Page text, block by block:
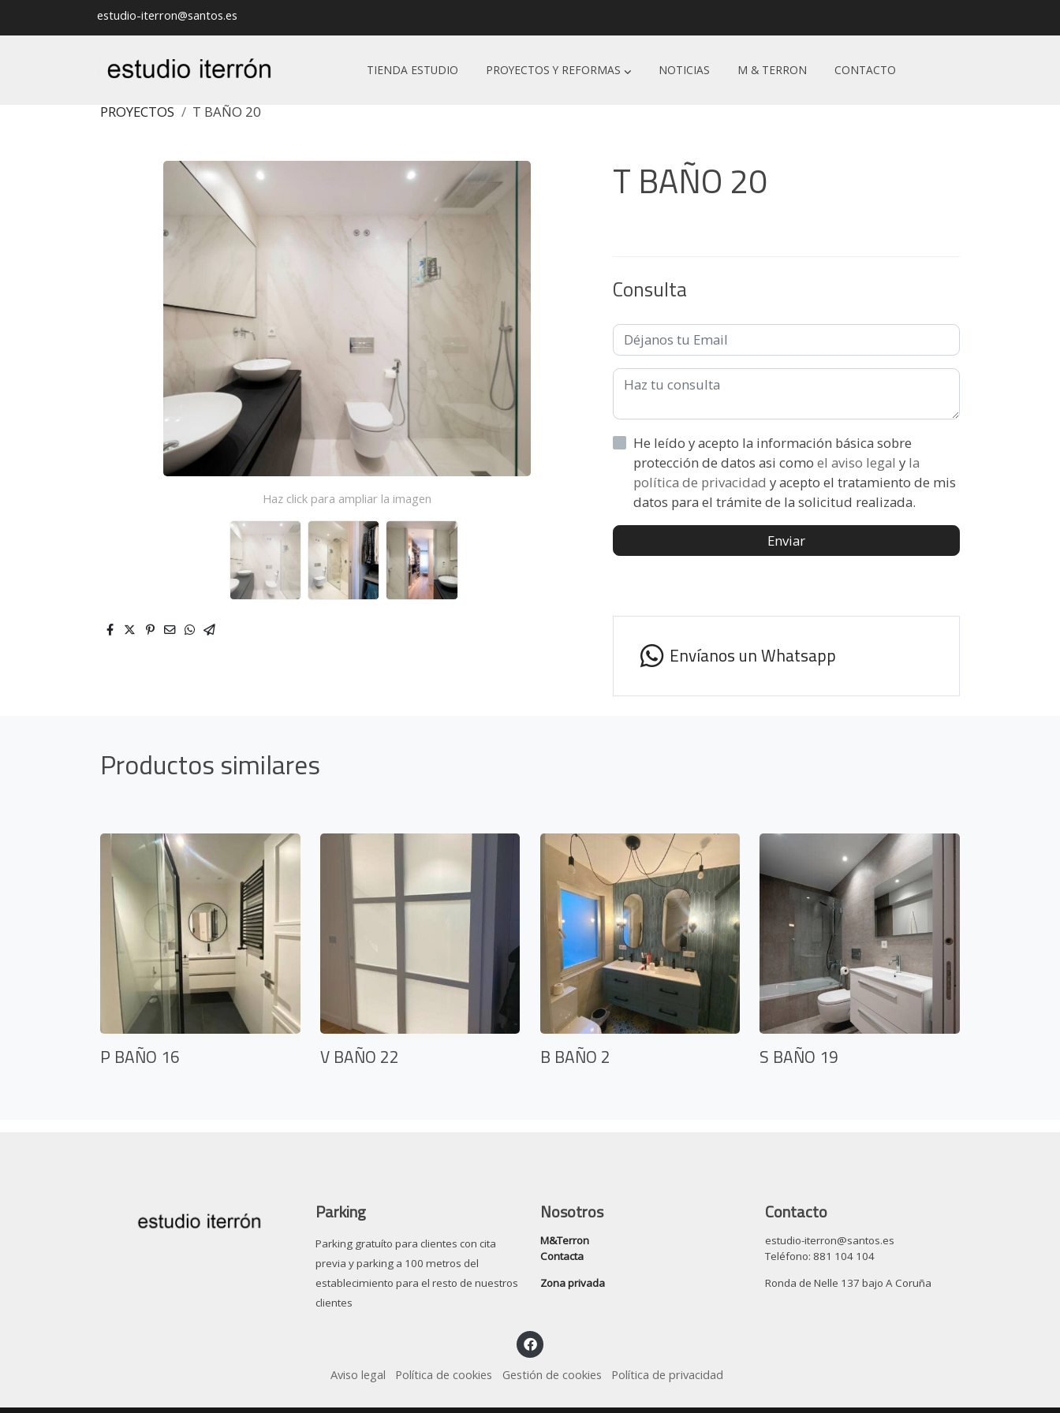
estudio-iterron@santos.es
TIENDA ESTUDIO PROYECTOS Y REFORMAS NOTICIAS M & TERRON CONTACTO
PROYECTOS T BAÑO 20
Haz click para ampliar la imagen
T BAÑO 20
Consulta
He leído y acepto la información básica sobre
protección de datos asi como el aviso legal y la
política de privacidad y acepto el tratamiento de mis
datos para el trámite de la solicitud realizada.
Enviar
Envíanos un Whatsapp
Productos similares
P BAÑO 16 V BAÑO 22 B BAÑO 2 S BAÑO 19
Parking
Parking gratuíto para clientes con cita
previa y parking a 100 metros del
establecimiento para el resto de nuestros
clientes
Nosotros
M&Terron
Contacta
Zona privada
Contacto
estudio-iterron@santos.es
Teléfono: 881 104 104
Ronda de Nelle 137 bajo A Coruña
Aviso legal Política de cookies Gestión de cookies Política de privacidad